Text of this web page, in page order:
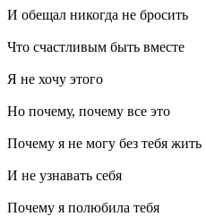
И обещал никогда не бросить
Что счастливым быть вместе
Я не хочу этого
Но почему, почему все это
Почему я не могу без тебя жить
И не узнавать себя
Почему я полюбила тебя